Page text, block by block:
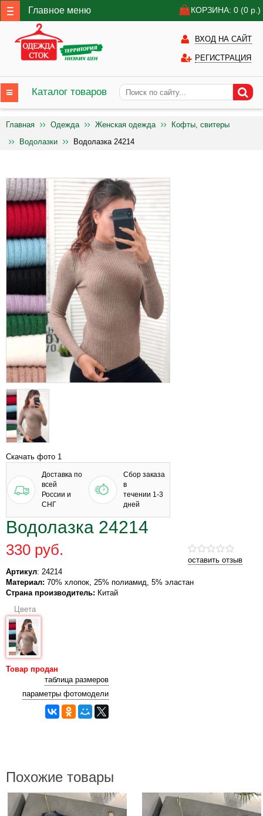
Главное меню КОРЗИНА: 0 (0 р.)
ВХОД НА САЙТ
РЕГИСТРАЦИЯ
Каталог товаров
Главная Одежда Женская одежда
Кофты, свитеры
Водолазки
Водолазка 24214
Скачать фото 1
Доставка по
всей
России и
СНГ
Сбор заказа
в
течении 1-3
дней
Водолазка 24214
оставить отзыв
330 руб.
Артикул: 24214
Материал: 70% хлопок, 25% полиамид, 5% эластан
Страна производитель: Китай
Цвета
Товар продан
таблица размеров
параметры фотомодели
Похожие товары